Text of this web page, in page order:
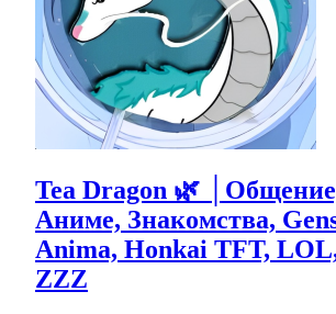
Tea Dragon 🌿
Аниме, Знакомства,
Anima, Honkai TFT,
ZZZ